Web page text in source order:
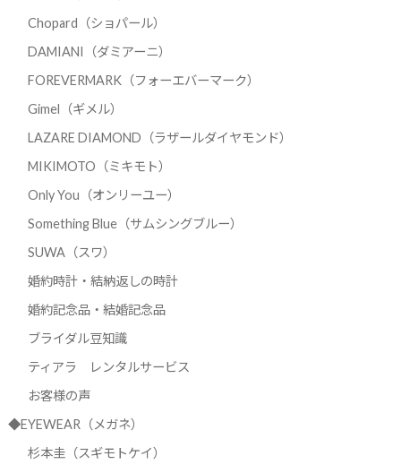
Chopard（ショパール）
DAMIANI（ダミアーニ）
FOREVERMARK（フォーエバーマーク）
Gimel（ギメル）
LAZARE DIAMOND（ラザールダイヤモンド）
MIKIMOTO（ミキモト）
Only You（オンリーユー）
Something Blue（サムシングブルー）
SUWA（スワ）
婚約時計・結納返しの時計
婚約記念品・結婚記念品
ブライダル豆知識
ティアラ レンタルサービス
お客様の声
◆EYEWEAR（メガネ）
杉本圭（スギモトケイ）